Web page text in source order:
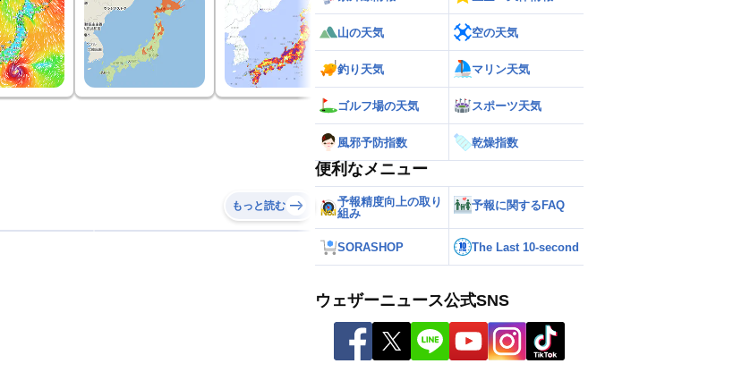
もっと読む
山の天気 空の天気
釣り天気 マリン天気
ゴルフ場の天気 スポーツ天気
風邪予防指数 乾燥指数
便利なメニュー
予報精度向上の取り
組み
予報に関するFAQ
SORASHOP The Last 10-second
ウェザーニュース公式SNS